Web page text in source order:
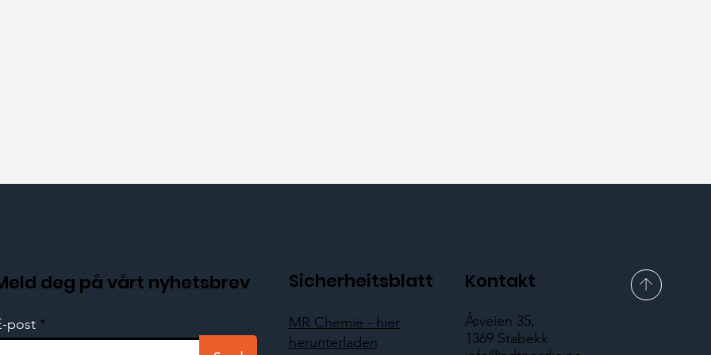
Sicherheitsblatt
MR Chemie - hier
herunterladen
Kontakt
Åsveien 35,
1369 Stabekk
deg på vårt nyhetsbrev
post